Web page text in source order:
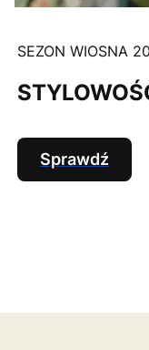
SEZON WIOSNA
Sprawdź